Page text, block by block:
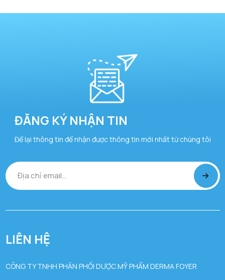
ĐĂNG KÝ NHẬN TIN
Để lại thông tin để nhận được thông tin mới nhất từ chúng tôi
LIÊN HỆ
CÔNG TY TNHH PHÂN PHỐI DƯỢC MỸ PHẨM DERMA FOYER